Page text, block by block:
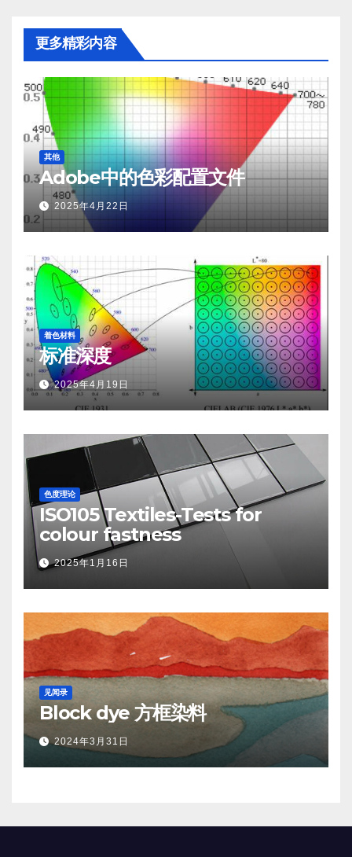
更多精彩内容
其他
Adobe中的色彩配置文件
2025年4月22日
着色材料
标准深度
2025年4月19日
色度理论
ISO105 Textiles-Tests for
colour fastness
2025年1月16日
见闻录
Block dye 方框染料
2024年3月31日